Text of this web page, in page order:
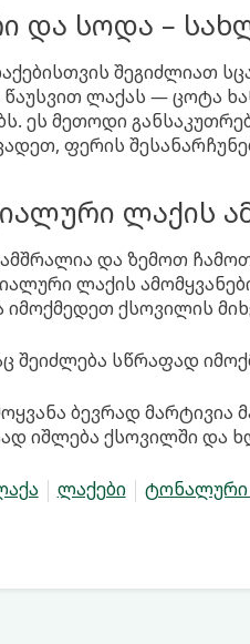
და სოდა –
შეგიძლიათ
ლაქას — ცოტა
ეს მეთოდი
ფერის
ლაქის
და ზემოთ
ლაქის
იმოქმედეთ ქსოვილის
შეიძლება სწრაფად
ბევრად მარტივია
იშლება ქსოვილში და
ლაქები ტონალური